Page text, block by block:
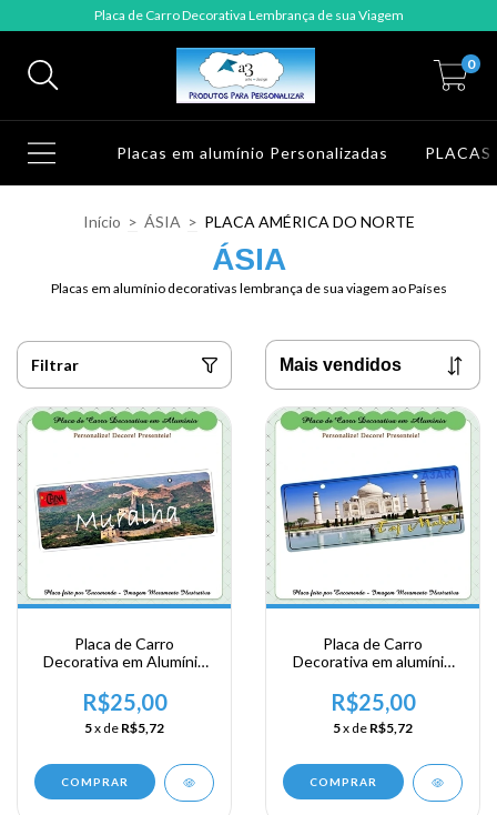
Placa de Carro Decorativa Lembrança de sua Viagem
0
Placas em alumínio Personalizadas PLACAS
Início > ÁSIA > PLACA AMÉRICA DO NORTE
ÁSIA
Placas em alumínio decorativas lembrança de sua viagem ao Países
Filtrar
Placa de Carro
Decorativa em Alumínio
Viagem a China - Muralha
da China
R$25,00
5x de R$5,72
COMPRAR
Placa de Carro
Decorativa em alumínio
Meridional - India -Taj
Mahal
R$25,00
5x de R$5,72
COMPRAR